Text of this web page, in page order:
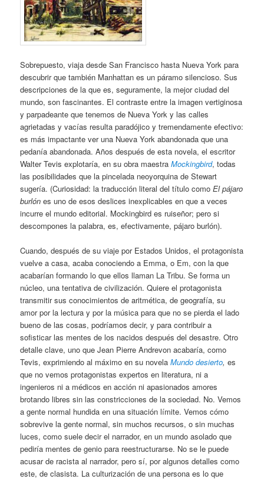
Sobrepuesto, viaja desde San Francisco hasta Nueva York para
descubrir que también Manhattan es un páramo silencioso. Sus
descripciones de la que es, seguramente, la mejor ciudad del
mundo, son fascinantes. El contraste entre la imagen vertiginosa
y parpadeante que tenemos de Nueva York y las calles
agrietadas y vacías resulta paradójico y tremendamente efectivo:
es más impactante ver una Nueva York abandonada que una
pedanía abandonada. Años después de esta novela, el escritor
Walter Tevis explotaría, en su obra maestraMockingbird, todas
las posibilidades que la pincelada neoyorquina de Stewart
sugería. (Curiosidad: la traducción literal del título comoEl pájaro
burlón es uno de esos deslices inexplicables en que a veces
incurre el mundo editorial. Mockingbird es ruiseñor; pero si
descompones la palabra, es, efectivamente, pájaro burlón).
Cuando, después de su viaje por Estados Unidos, el protagonista
vuelve a casa, acaba conociendo a Emma, o Em, con la que
acabarían formando lo que ellos llaman La Tribu. Se forma un
núcleo, una tentativa de civilización. Quiere el protagonista
transmitir sus conocimientos de aritmética, de geografía, su
amor por la lectura y por la música para que no se pierda el lado
bueno de las cosas, podríamos decir, y para contribuir a
sofisticar las mentes de los nacidos después del desastre. Otro
detalle clave, uno que Jean Pierre Andrevon acabaría, como
Tevis, exprimiendo al máximo en su novelaMundo desierto,es
que no vemos protagonistas expertos en literatura, ni a
ingenieros ni a médicos en acción ni apasionados amores
brotando libres sin las constricciones de la sociedad. No. Vemos
a gente normal hundida en una situación límite. Vemos cómo
sobrevive la gente normal, sin muchos recursos, o sin muchas
luces, como suele decir el narrador, en un mundo asolado que
pediría mentes de genio para reestructurarse. No se le puede
acusar de racista al narrador, pero sí, por algunos detalles como
este, de clasista. La culturización de una persona es lo que